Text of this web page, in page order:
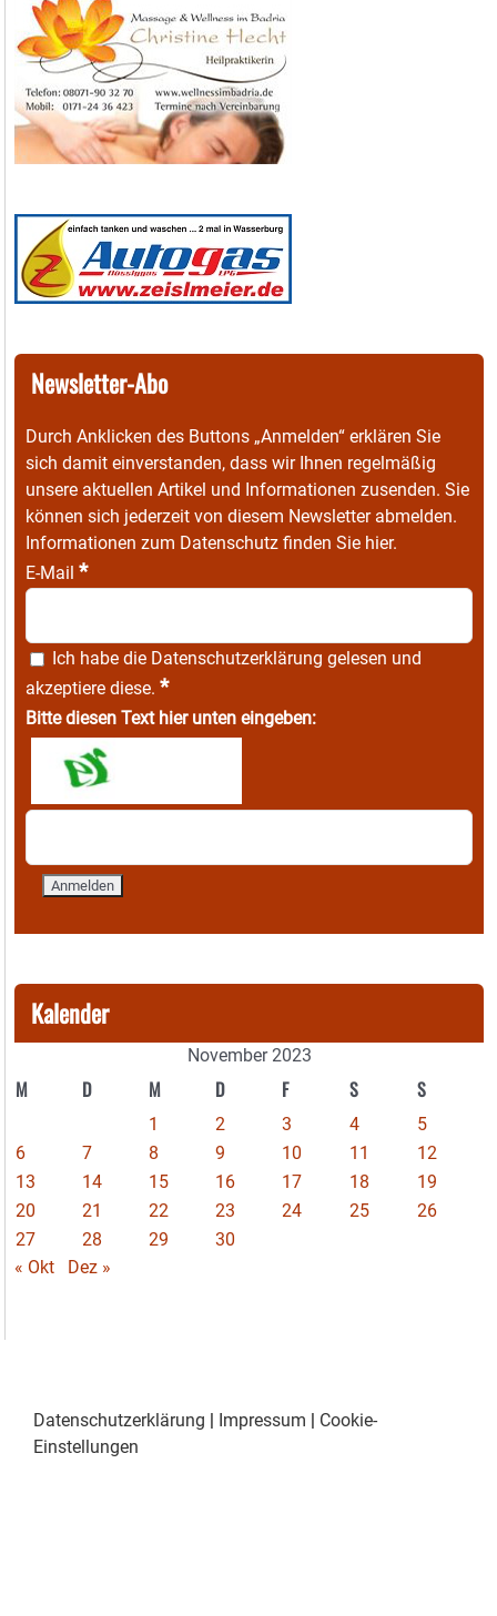
Newsletter-Abo
Durch Anklicken des Buttons „Anmelden“ erklären Sie
sich damit einverstanden, dass wir Ihnen regelmäßig
unsere aktuellen Artikel und Informationen zusenden. Sie
können sich jederzeit von diesem Newsletter abmelden.
Informationen zum Datenschutz finden Sie hier.
E-Mail *
Ich habe die Datenschutzerklärung gelesen und
akzeptiere diese. *
Bitte diesen Text hier unten eingeben:
Kalender
November 2023
M D M D F S S
1 2 3 4
5
6
7 8 9 10 11
12
13
14 15 16 17 18
19
20
21 22 23 24 25
26
27
28 29
30
« Okt
Dez »
Datenschutzerklärung | Impressum | Cookie-
Einstellungen